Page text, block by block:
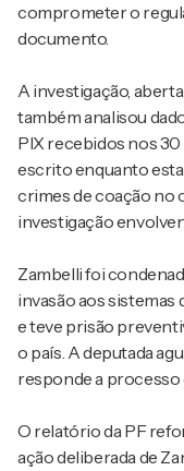
comprometer o
documento.
A investigação,
também analisou
PIX recebidos nos
escrito enquanto
crimes de coação no
investigação
Zambelli foi
invasão aos sistemas
e teve prisão
o país. A deputada
responde a processo
O relatório da PF
ação deliberada de